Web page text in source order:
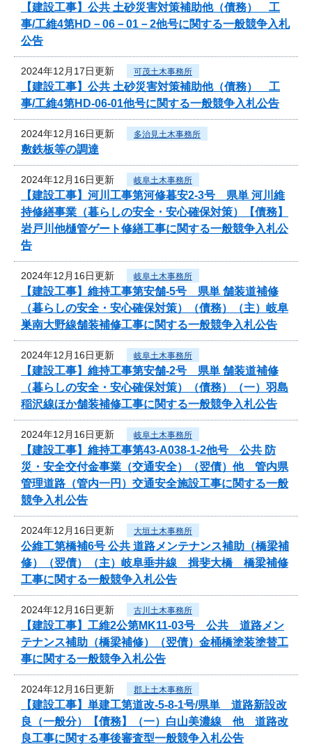
【建設工事】公共 土砂災害対策補助他（債務） 工
事/工維4第HD－06－01－2他号に関する一般競争入札
公告
2024年12月17日更新 可茂土木事務所
【建設工事】公共 土砂災害対策補助他（債務） 工
事/工維4第HD-06-01他号に関する一般競争入札公告
2024年12月16日更新 多治見土木事務所
敷鉄板等の調達
2024年12月16日更新 岐阜土木事務所
【建設工事】河川工事第河修暮安2-3号 県単 河川維
持修繕事業（暮らしの安全・安心確保対策）【債務】
岩戸川他樋管ゲート修繕工事に関する一般競争入札公
告
2024年12月16日更新 岐阜土木事務所
【建設工事】維持工事第安舗-5号 県単 舗装道補修
（暮らしの安全・安心確保対策）（債務）（主）岐阜
巣南大野線舗装補修工事に関する一般競争入札公告
2024年12月16日更新 岐阜土木事務所
【建設工事】維持工事第安舗-2号 県単 舗装道補修
（暮らしの安全・安心確保対策）（債務）（一）羽島
稲沢線ほか舗装補修工事に関する一般競争入札公告
2024年12月16日更新 岐阜土木事務所
【建設工事】維持工事第43-A038-1-2他号 公共 防
災・安全交付金事業（交通安全）（翌債）他 管内県
管理道路（管内一円）交通安全施設工事に関する一般
競争入札公告
2024年12月16日更新 大垣土木事務所
公維工第橋補6号 公共 道路メンテナンス補助（橋梁補
修）（翌債）（主）岐阜垂井線 揖斐大橋 橋梁補修
工事に関する一般競争入札公告
2024年12月16日更新 古川土木事務所
【建設工事】工維2公第MK11-03号 公共 道路メン
テナンス補助（橋梁補修）（翌債）金桶橋塗装塗替工
事に関する一般競争入札公告
2024年12月16日更新 郡上土木事務所
【建設工事】単建工第道改-5-8-1号/県単 道路新設改
良（一般分）【債務】（一）白山美濃線 他 道路改
良工事に関する事後審査型一般競争入札公告